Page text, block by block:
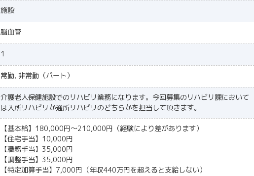
施設
脳血管
1
常勤, 非常勤（パート）
介護老人保健施設でのリハビリ業務になります。今回募集のリハビリ課において
は入所リハビリか通所リハビリのどちらかを担当して頂きます。
【基本給】180,000円～210,000円（経験により差があります）
【住宅手当】10,000円
【職務手当】35,000円
【調整手当】35,000円
【特定加算手当】7,000円（年収440万円を超えると支給しない）